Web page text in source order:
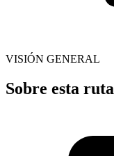
VISIÓN GENERAL
Sobre esta ruta